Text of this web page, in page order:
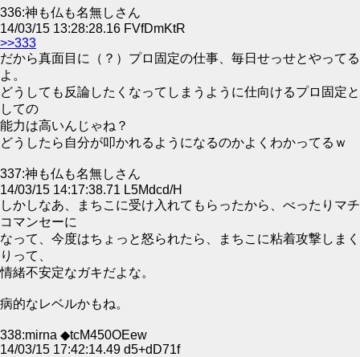
336:神も仏も名無しさん
14/03/15 13:28:28.16 FVfDmKtR
>>333
だから真面目に（？）プロ固定の仕事、毎日せっせとやってる
よ。
どうしても反論したくなってしまうように仕向けるプロ固定と
しての
能力は高いんじゃね？
どうしたら自分が叩かれるようになるのかよくわかってるｗ
337:神も仏も名無しさん
14/03/15 14:17:38.71 L5Mdcd/H
しかしなあ、まちこに受け入れてもらったから、べったりマチ
コマンセーに
なって、今度はちょっと怒られたら、まちこに粘着攻撃しまく
りって、
情緒不安定なガキだよな。
病的なレベルかもね。
338:mirna ◆tcM450OEew
14/03/15 17:42:14.49 d5+dD71f